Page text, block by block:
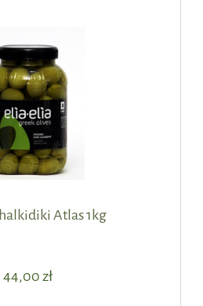
Atlas 1kg
44,00 zł